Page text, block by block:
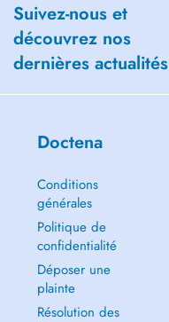
Suivez-nous et
découvrez nos
dernières actualités
Doctena
Conditions
générales
Politique de
confidentialité
Déposer une
plainte
Résolution des